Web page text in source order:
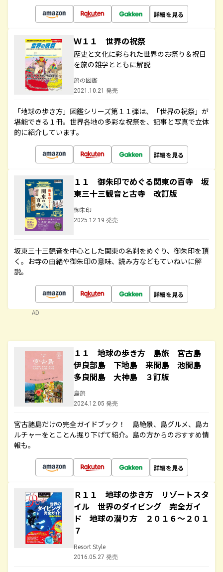
詳細を見る
Ｗ１１ 世界の祝祭
歴史と文化に彩られた世界のお祭り＆祝日
を旅の雑学とともに解説
旅の図鑑
2021.10.21 発売
「地球の歩き方」図鑑シリーズ第１１弾は、「世界の祝祭」が
堪能できる１冊。世界各地の多彩な祝祭を、記事と写真で立体
的に紹介しています。
詳細を見る
１１ 御朱印でめぐる関東の百寺 坂
東三十三観音と古寺 改訂版
御朱印
2025.12.19 発売
坂東三十三観音を中心とした関東の名刹をめぐり、御朱印を頂
く。お寺の由緒や御朱印の意味、読み方などもていねいに解
説。
詳細を見る
AD
１１ 地球の歩き方 島旅 宮古島
伊良部島 下地島 来間島 池間島
多良間島 大神島 ３訂版
島旅
2024.12.05 発売
宮古諸島だけの完全ガイドブック！ 島絶景、島グルメ、島カ
ルチャーをとことん掘り下げて紹介。島の方からのおすすめ情
報も。
詳細を見る
Ｒ１１ 地球の歩き方 リゾートスタ
イル 世界のダイビング 完全ガイ
ド 地球の潜り方 ２０１６～２０１
７
Resort Style
2016.05.27 発売